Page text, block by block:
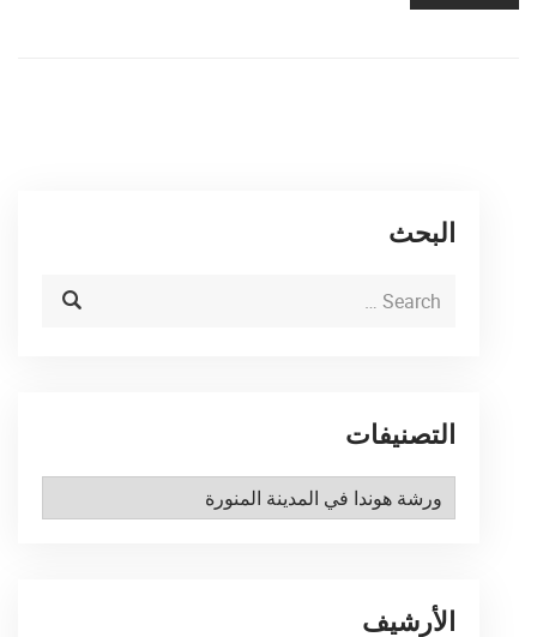
البحث
التصنيفات
التصنيفات
الأرشيف